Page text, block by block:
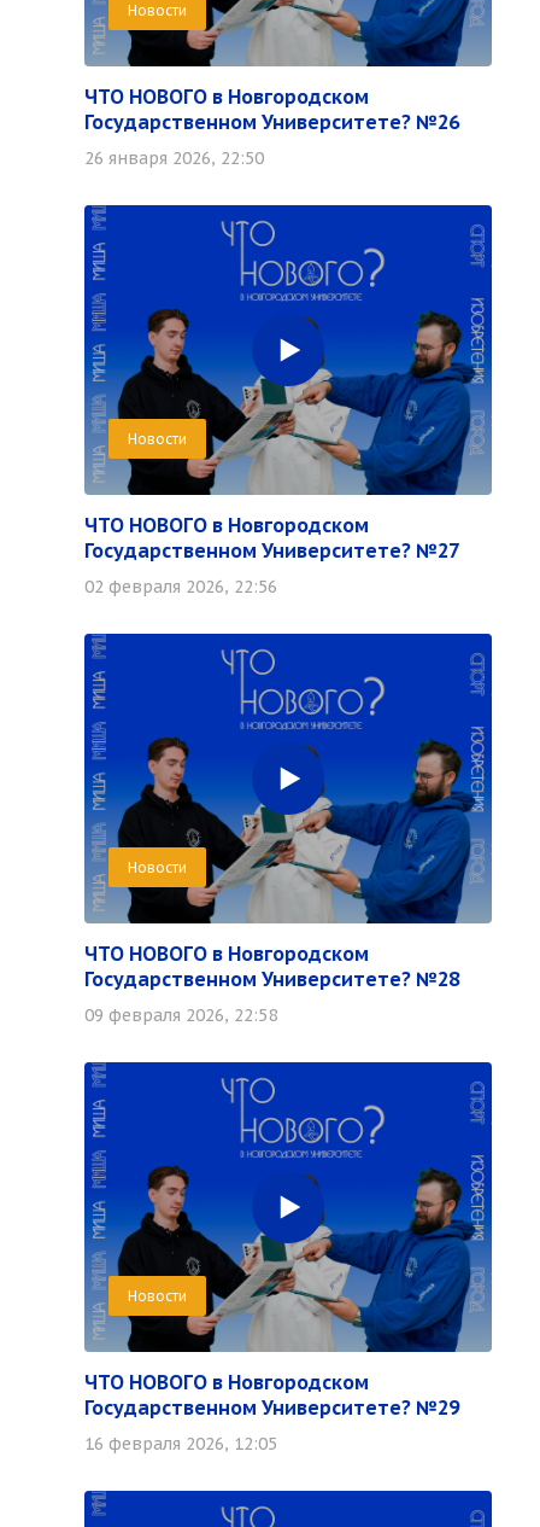
Новости
ЧТО НОВОГО в Новгородском
Государственном Университете? №26
26 января 2026, 22:50
Новости
ЧТО НОВОГО в Новгородском
Государственном Университете? №27
02 февраля 2026, 22:56
Новости
ЧТО НОВОГО в Новгородском
Государственном Университете? №28
09 февраля 2026, 22:58
Новости
ЧТО НОВОГО в Новгородском
Государственном Университете? №29
16 февраля 2026, 12:05